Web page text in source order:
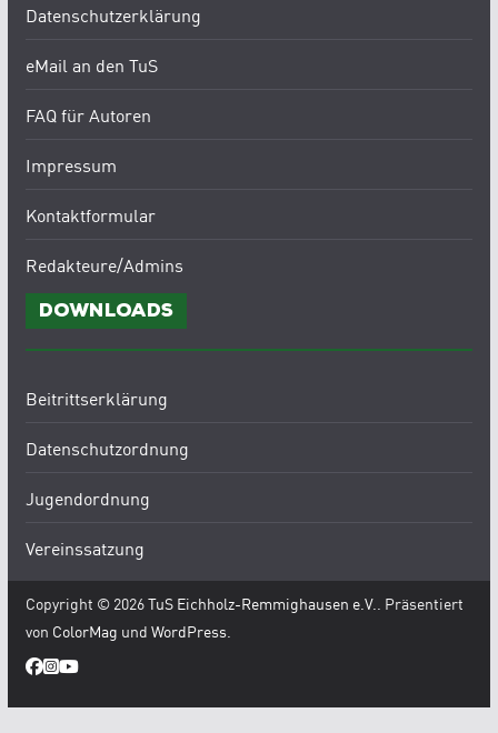
Datenschutzerklärung
eMail an den TuS
FAQ für Autoren
Impressum
Kontaktformular
Redakteure/Admins
Downloads
Beitrittserklärung
Datenschutzordnung
Jugendordnung
Vereinssatzung
Copyright © 2026TuS Eichholz-Remmighausen e.V.. Präsentiert
von ColorMag und WordPress.